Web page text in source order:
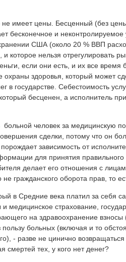
имеет цены. Бесценный (без
бесконечное и неконтролируемое
США (около 20 % ВВП
и которое нельзя
если они есть, и их все время
здоровья, который может
в государстве. Себестоимость
бесценен, а исполнитель
больной человек за медицинскую
сделки, потому что он
зависимость от
для принятия
делает его отношения с
гражданского оборота прав, то
в Средние века платил за себя
медицинское страхование,
на здравоохранение
больных (включая и то
- разве не цинично
смертей тех, у кого нет денег?